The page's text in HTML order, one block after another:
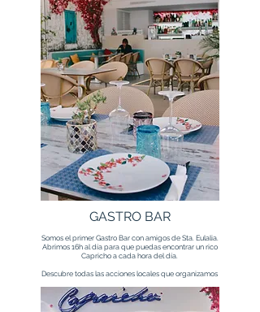
GASTRO BAR
Somos el primer Gastro Bar con amigos de Sta. Eulalia.
Abrimos 16h al día para que puedas encontrar un rico
Capricho a cada hora del día.
Descubre todas las acciones locales que organizamos